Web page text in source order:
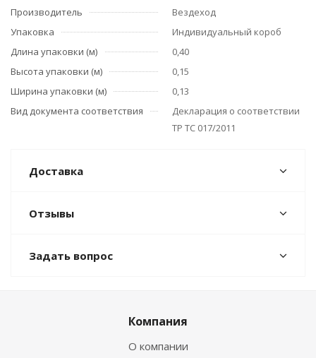
Производитель
Вездеход
Упаковка
Индивидуальный короб
Длина упаковки (м)
0,40
Высота упаковки (м)
0,15
Ширина упаковки (м)
0,13
Вид документа соответствия
Декларация о соответствии
ТР ТС 017/2011
Доставка
Отзывы
Задать вопрос
Компания
О компании